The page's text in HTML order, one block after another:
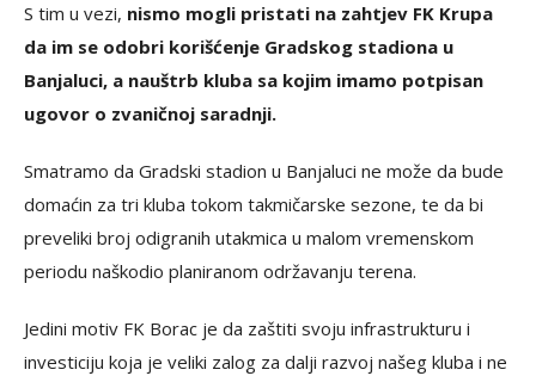
S tim u vezi, nismo mogli pristati na zahtjev FK Krupa
da im se odobri korišćenje Gradskog stadiona u
Banjaluci, a nauštrb kluba sa kojim imamo potpisan
ugovor o zvaničnoj saradnji.
Smatramo da Gradski stadion u Banjaluci ne može da bude
domaćin za tri kluba tokom takmičarske sezone, te da bi
preveliki broj odigranih utakmica u malom vremenskom
periodu naškodio planiranom održavanju terena.
Jedini motiv FK Borac je da zaštiti svoju infrastrukturu i
investiciju koja je veliki zalog za dalji razvoj našeg kluba i ne